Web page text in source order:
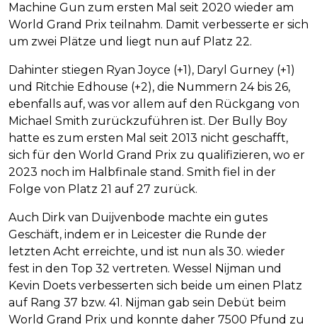
Machine Gun zum ersten Mal seit 2020 wieder am
World Grand Prix teilnahm. Damit verbesserte er sich
um zwei Plätze und liegt nun auf Platz 22.
Dahinter stiegen Ryan Joyce (+1), Daryl Gurney (+1)
und Ritchie Edhouse (+2), die Nummern 24 bis 26,
ebenfalls auf, was vor allem auf den Rückgang von
Michael Smith zurückzuführen ist. Der Bully Boy
hatte es zum ersten Mal seit 2013 nicht geschafft,
sich für den World Grand Prix zu qualifizieren, wo er
2023 noch im Halbfinale stand. Smith fiel in der
Folge von Platz 21 auf 27 zurück.
Auch Dirk van Duijvenbode machte ein gutes
Geschäft, indem er in Leicester die Runde der
letzten Acht erreichte, und ist nun als 30. wieder
fest in den Top 32 vertreten. Wessel Nijman und
Kevin Doets verbesserten sich beide um einen Platz
auf Rang 37 bzw. 41. Nijman gab sein Debüt beim
World Grand Prix und konnte daher 7500 Pfund zu